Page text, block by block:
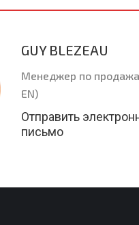
GUY BLEZEAU
Менеджер по
EN)
Отправить
письмо